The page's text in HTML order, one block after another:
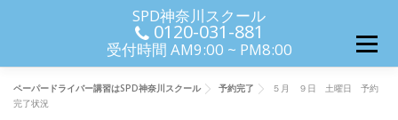
コンテンツへスキップ
メニ
SPD神奈川スクール
0120-031-881
受付時間 AM9:00 ~ PM8:00 メニ
ペーパードライバー講習はSPD神奈川スクール 予約完了
５月 ９日 土曜日 予約
完了状況